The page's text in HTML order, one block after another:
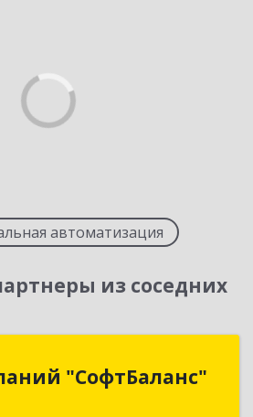
автоматизация
из соседних
"СофтБаланс"
"СофтБаланс"
г, Заневский пр-кт,